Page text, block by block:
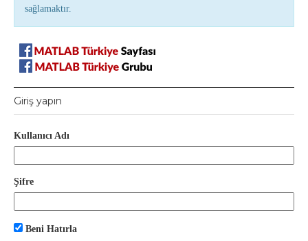
sağlamaktır.
Giriş yapın
Kullanıcı Adı
Şifre
Beni Hatırla